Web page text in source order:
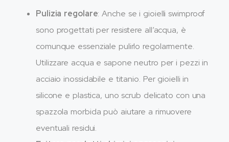
Pulizia regolare: Anche se i gioielli swimproof
sono progettati per resistere all’acqua, è
comunque essenziale pulirlo regolarmente.
Utilizzare acqua e sapone neutro per i pezzi in
acciaio inossidabile e titanio. Per gioielli in
silicone e plastica, uno scrub delicato con una
spazzola morbida può aiutare a rimuovere
eventuali residui.